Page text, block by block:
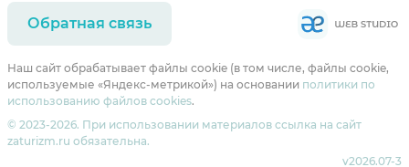
Обратная связь
Наш сайт обрабатывает файлы cookie (в том числе, файлы cookie,
используемые «Яндекс-метрикой») на основании политики по
использованию файлов cookies.
© 2023-2026. При использовании материалов ссылка на сайт
zaturizm.ru обязательна.
v2026.07-3